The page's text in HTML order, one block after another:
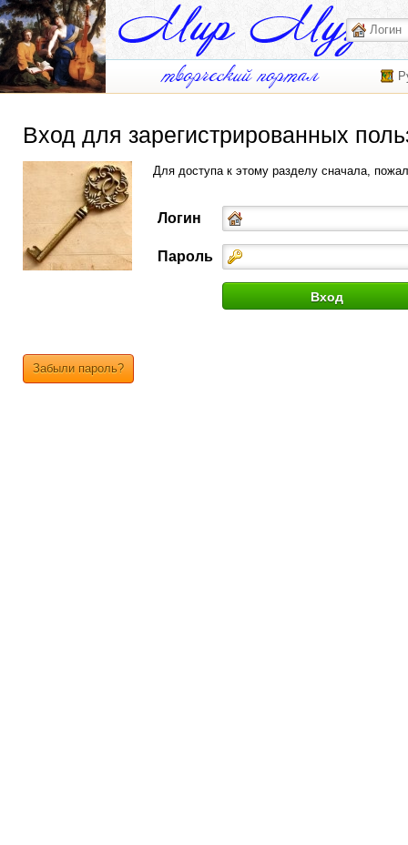
Вход для зарегистрированных
Для доступа к этому разделу сначала,
Логин
Пароль
Забыли пароль?